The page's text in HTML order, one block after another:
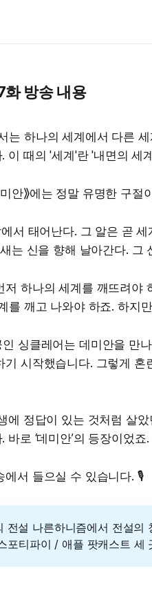
화 방송 내용
는 하나의 세계에서 다른
이 때의 '세계'란 '내면의 세
안⟫에는 정말 유명한 구절
서 태어난다. 그 알은 곧
는 신을 향해 날아간다. 그
저 하나의 세계를 깨뜨려야
를 깨고 나와야 하죠. 하지
싱클레어는 데미안을 만
기 시작했습니다. 그렇게
에 정답이 있는 것처럼 살
바로 ‘데미안’의 등장이었죠.
에서 들으실 수 있습니다. 🎙️
전설 나른하니즘에서 전설의
포티파이 / 애플 팟캐스트 세